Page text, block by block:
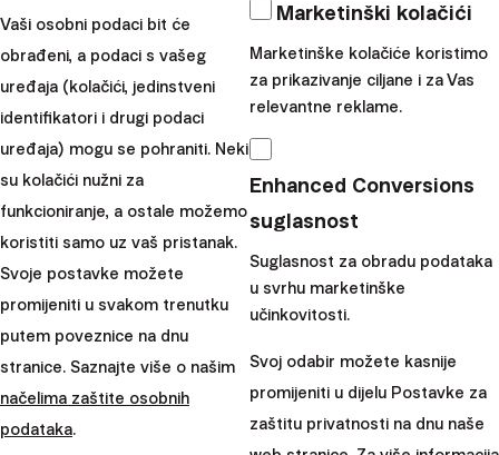
Nije im bilo lako odustati od članstva u Yacht klubu ili
njihovog luksuznog BMW – a. Međutim, kada su
izračunali i shvatili da će im kupovina jeftinijeg
automobila omogućiti da se umirove par godina prije,
ove su odluke postale lakše.
Zašto biste trebali pročitati
knjigu
Knjiga je vrlo jednostavno napisana. Engleski je lagan za
čitanje, a pretpostavljam da će je jedina riječ koju ćete
trebati naučiti biti “štedljiv“ – ekonomičan. Ovaj meki
uvez od 200 stranica se brzo čita.
Pored toga, preporučujem Vam da razmislite o svojoj
Vaši osobni podaci bit će
obrađeni, a podaci s vašeg
uređaja (kolačići, jedinstveni
identifikatori i drugi podaci
uređaja) mogu se pohraniti. Neki
su kolačići nužni za
funkcioniranje, a ostale možemo
koristiti samo uz vaš pristanak.
Svoje postavke možete
promijeniti u svakom trenutku
putem poveznice na dnu
stranice. Saznajte više o našim
načelima zaštite osobnih
podataka.
Marketinški kolačići
Marketinške kolačiće koristimo
za prikazivanje ciljane i za Vas
relevantne reklame.
Enhanced Conversions
suglasnost
Suglasnost za obradu podataka
u svrhu marketinške
učinkovitosti.
Svoj odabir možete kasnije
promijeniti u dijelu Postavke za
zaštitu privatnosti na dnu naše